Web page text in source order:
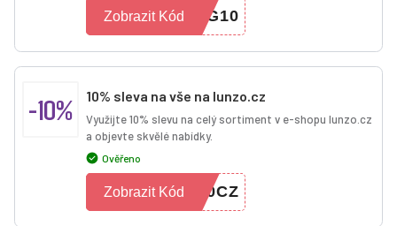
OG10
Zobrazit Kód
-10% 10% sleva na vše na lunzo.cz
Využijte 10% slevu na celý sortiment v e-shopu lunzo.cz
a objevte skvělé nabídky.
Ověřeno
10CZ
Zobrazit Kód